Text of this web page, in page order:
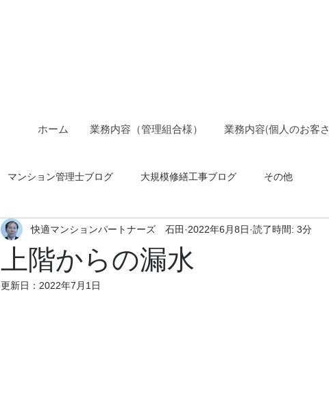
ホーム 業務内容（管理組合様） 業務内容(個人のお客さ
マンション管理士ブログ 大規模修繕工事ブログ その他
上階からの漏水
快適マンションパートナーズ 石田 2022年6月8日 読了時間: 3分
更新日： 2022年7月1日